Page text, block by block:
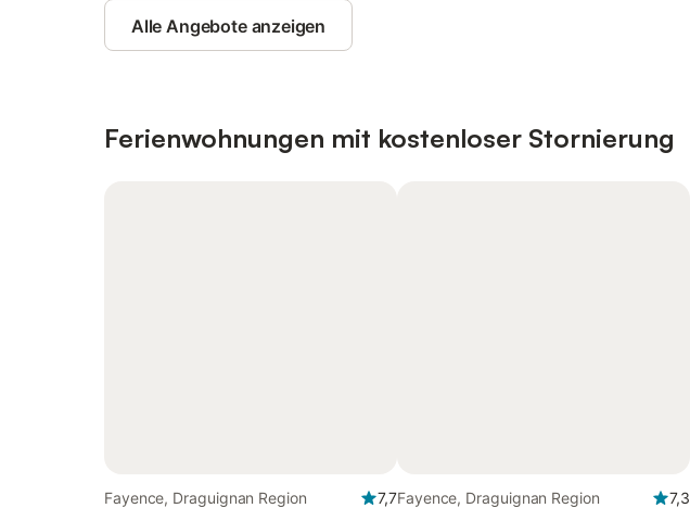
Alle Angebote anzeigen
Ferienwohnungen mit kostenloser Stornierung
Fayence, Draguignan Region
7,7Fayence, Draguignan Region
7,3